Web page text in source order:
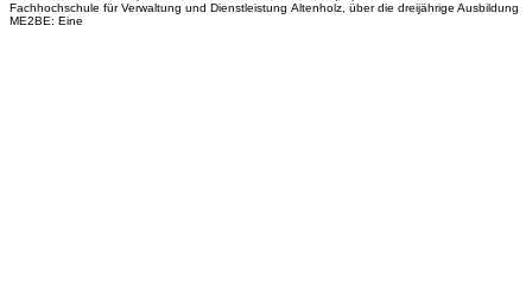
Fachhochschule für Verwaltung und Dienstleistung Altenholz, über die dreijährige Ausbildung
ME2BE: Eine